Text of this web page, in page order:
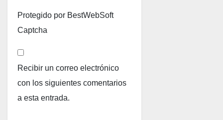
Protegido por BestWebSoft
Captcha
Recibir un correo electrónico
con los siguientes comentarios
a esta entrada.